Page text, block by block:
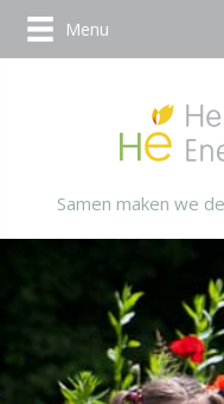
Menu
Samen maken we